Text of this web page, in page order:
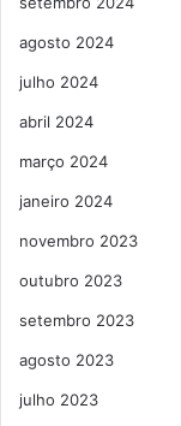
agosto 2024
julho 2024
abril 2024
março 2024
janeiro 2024
novembro 2023
outubro 2023
setembro 2023
agosto 2023
julho 2023